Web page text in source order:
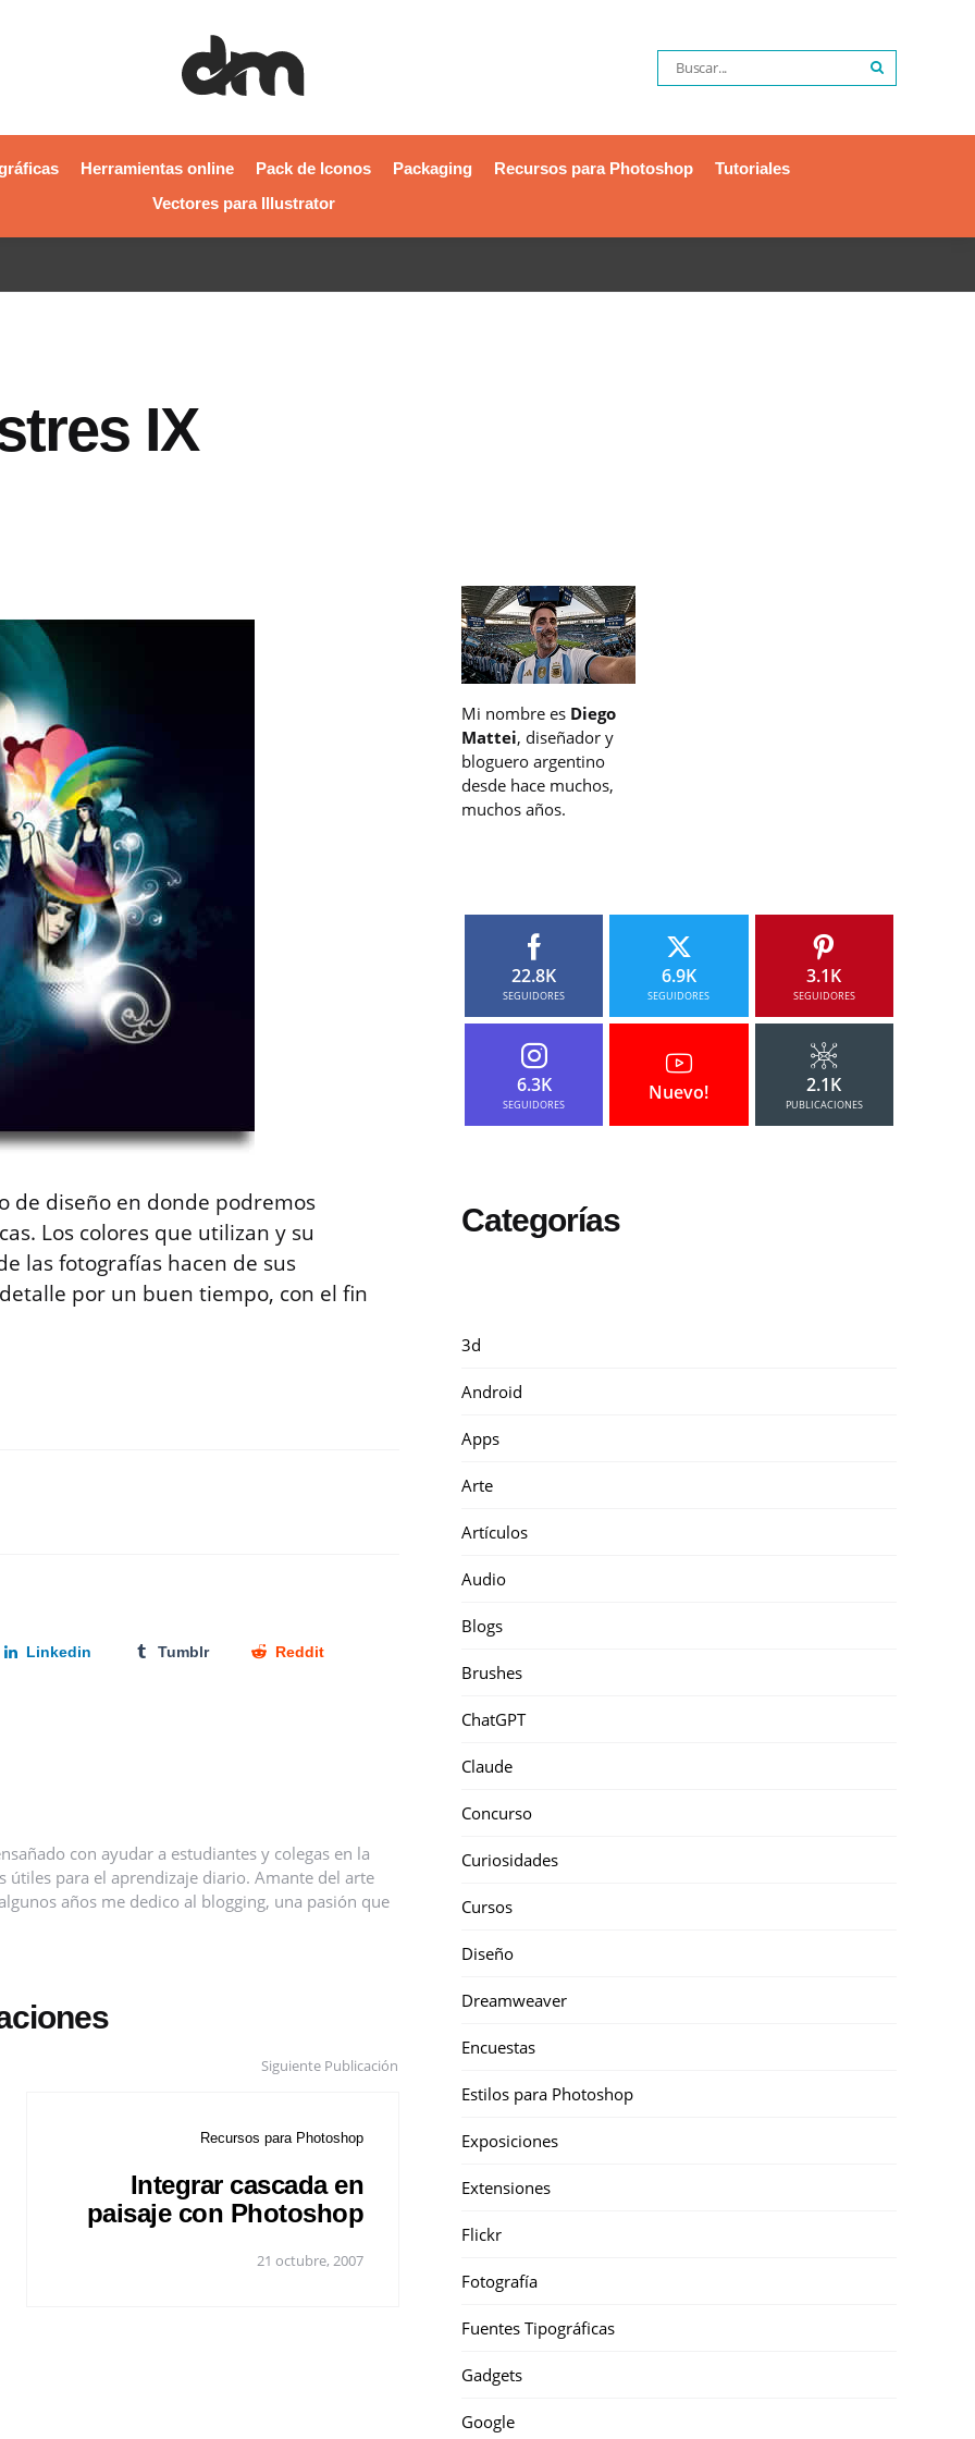
Herramientas online Pack de Iconos Packaging Recursos para Photoshop
Tutoriales
Vectores para Illustrator
IX
de diseño en donde podremos
Los colores que utilizan y su
las fotografías hacen de sus
por un buen tiempo, con el fin
Linkedin Tumblr Reddit
con ayudar a estudiantes y colegas en la
útiles para el aprendizaje diario. Amante del arte
años me dedico al blogging, una pasión que
Siguiente Publicación
Recursos para Photoshop
Integrar cascada en
paisaje con Photoshop
21 octubre, 2007
Mi nombre es Diego
Mattei, diseñador y
bloguero argentino
desde hace muchos,
muchos años.
22.8K
SEGUIDORES
6.9K
SEGUIDORES
3.1K
SEGUIDORES
6.3K
SEGUIDORES
Nuevo! 2.1K
PUBLICACIONES
Categorías
3d
Android
Apps
Arte
Artículos
Audio
Blogs
Brushes
ChatGPT
Claude
Concurso
Curiosidades
Cursos
Diseño
Dreamweaver
Encuestas
Estilos para Photoshop
Exposiciones
Extensiones
Flickr
Fotografía
Fuentes Tipográficas
Gadgets
Google